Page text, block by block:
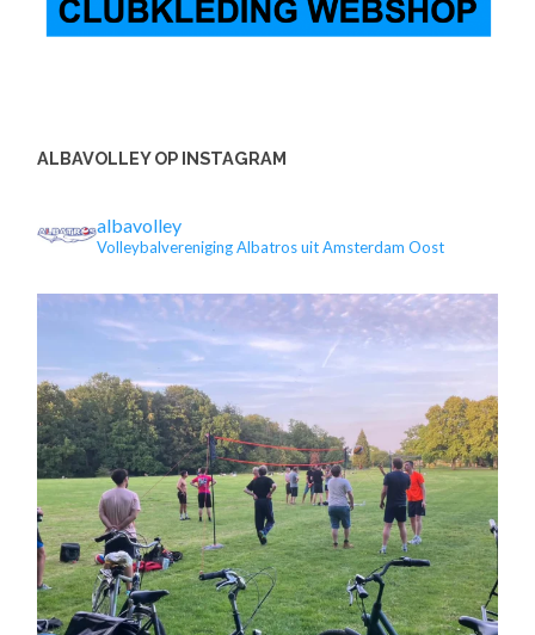
ALBAVOLLEY OP INSTAGRAM
albavolley
Volleybalvereniging Albatros uit Amsterdam Oost